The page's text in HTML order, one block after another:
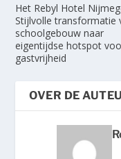
Het Rebyl Hotel
Stijlvolle transformatie
schoolgebouw naar
eigentijdse hotspot
gastvrijheid
OVER DE